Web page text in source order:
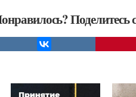
Поделитесь